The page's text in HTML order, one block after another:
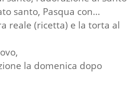
santo, Pasqua con...
reale (ricetta) e la torta al
la domenica dopo